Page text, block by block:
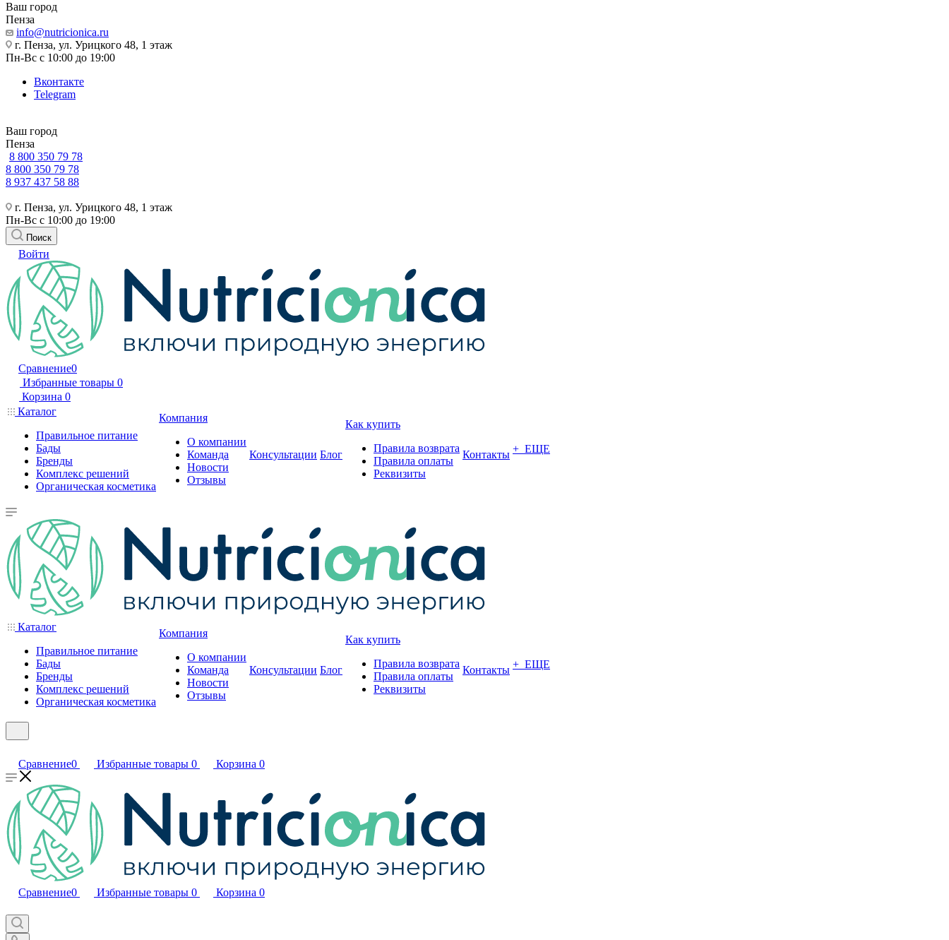
Ваш город
Пенза
info@nutricionica.ru
г. Пенза, ул. Урицкого 48, 1 этаж
Пн-Вс с 10:00 до 19:00
Вконтакте
Telegram
Ваш город
Пенза
8 800 350 79 78
8 800 350 79 78
8 937 437 58 88
г. Пенза, ул. Урицкого 48, 1 этаж
Пн-Вс с 10:00 до 19:00
Поиск
Войти
Сравнение0
Избранные товары 0
Корзина 0
Каталог
Правильное питание
Бады
Бренды
Комплекс решений
Органическая косметика
Компания
О компании
Команда
Новости
Отзывы
Консультации Блог
Как купить
Правила возврата
Правила оплаты
Реквизиты
Контакты + ЕЩЕ
Каталог
Правильное питание
Бады
Бренды
Комплекс решений
Органическая косметика
Компания
О компании
Команда
Новости
Отзывы
Консультации Блог
Как купить
Правила возврата
Правила оплаты
Реквизиты
Контакты + ЕЩЕ
Сравнение0 Избранные товары 0 Корзина 0
Сравнение0 Избранные товары 0 Корзина 0